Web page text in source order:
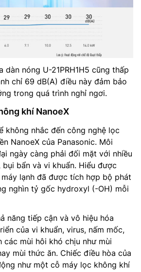
dàn nóng U-21PRH1H5 cũng thấp
chỉ 69 dB(A) điều này đảm bảo
trong quá trình nghỉ ngơi.
khí NanoeX
không nhắc đến công nghệ lọc
NanoeX của Panasonic. Môi
ngày càng phải đối mặt với nhiều
bẩn và vi khuẩn. Hiểu được
lạnh đã được tích hợp bộ phát
nghìn tỷ gốc hydroxyl (-OH) mỗi
năng tiếp cận và vô hiệu hóa
của vi khuẩn, virus, nấm mốc,
các mùi hôi khó chịu như mùi
mùi thức ăn. Chiếc điều hòa của
như một cỗ máy lọc không khí